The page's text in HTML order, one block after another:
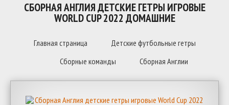
СБОРНАЯ АНГЛИЯ ДЕТСКИЕ ГЕТРЫ ИГРОВЫЕ
WORLD CUP 2022 ДОМАШНИЕ
Главная страница
Детские футбольные гетры
Сборные команды
Сборная Англии